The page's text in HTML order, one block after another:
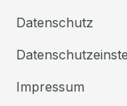
Datenschutz
Impressum